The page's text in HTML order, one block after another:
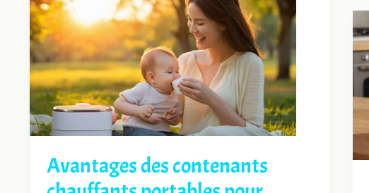
Avantages des contenants